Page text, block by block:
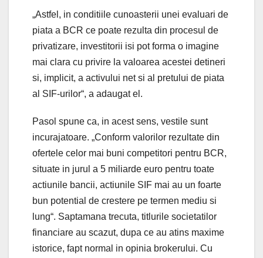
„Astfel, in conditiile cunoasterii unei evaluari de
piata a BCR ce poate rezulta din procesul de
privatizare, investitorii isi pot forma o imagine
mai clara cu privire la valoarea acestei detineri
si, implicit, a activului net si al pretului de piata
al SIF-urilor“, a adaugat el.
Pasol spune ca, in acest sens, vestile sunt
incurajatoare. „Conform valorilor rezultate din
ofertele celor mai buni competitori pentru BCR,
situate in jurul a 5 miliarde euro pentru toate
actiunile bancii, actiunile SIF mai au un foarte
bun potential de crestere pe termen mediu si
lung“. Saptamana trecuta, titlurile societatilor
financiare au scazut, dupa ce au atins maxime
istorice, fapt normal in opinia brokerului. Cu